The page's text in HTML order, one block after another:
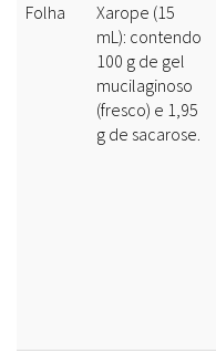
Folha
Xarope (15
mL): contendo
100 g de gel
mucilaginoso
(fresco) e 1,95
g de sacarose.